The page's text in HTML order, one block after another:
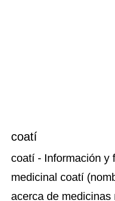
coatí
coatí - Información y
medicinal coatí
acerca de medicinas